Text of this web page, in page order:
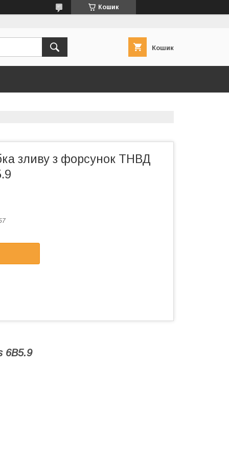
Кошик
Кошик
зливу з форсунок ТНВД
6B5.9